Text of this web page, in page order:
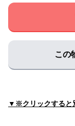
静岡県伊
静岡県伊
あぶの歯科医院
住所:静岡県伊豆
この
▼※クリックすると